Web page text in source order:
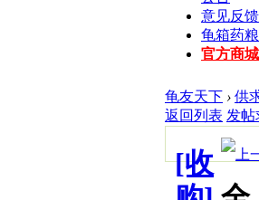
意见反馈
龟箱药粮
官方商城
龟友天下 › 供
返回列表 发帖
[收